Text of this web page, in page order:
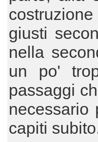
giusti
nella
un po'
passaggi
necessario
capiti